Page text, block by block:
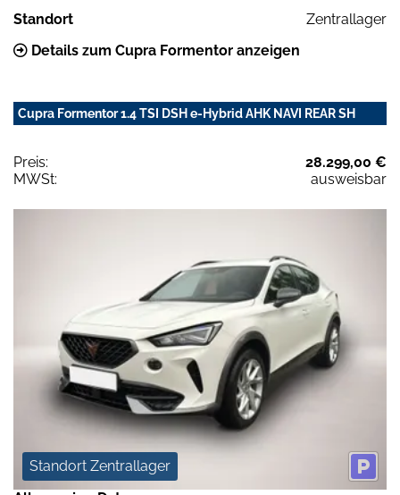
Standort
Zentrallager
Details zum Cupra Formentor anzeigen
Cupra Formentor 1.4 TSI DSH e-Hybrid AHK NAVI REAR SH
Preis:
28.299,00 €
MWSt:
ausweisbar
Standort Zentrallager